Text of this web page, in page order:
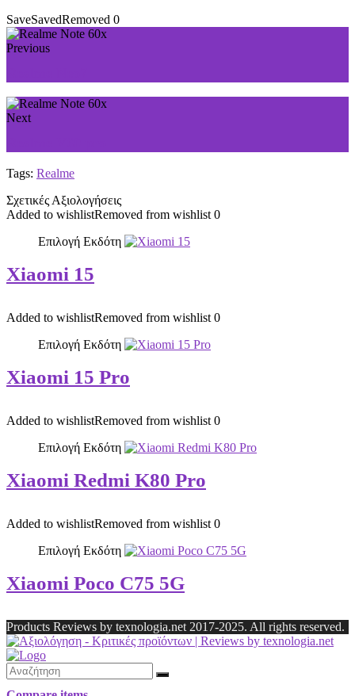
SaveSavedRemoved 0
Previous
Next
Tags: Realme
Σχετικές Αξιολογήσεις
Added to wishlistRemoved from wishlist 0
Επιλογή Εκδότη
Xiaomi 15
Added to wishlistRemoved from wishlist 0
Επιλογή Εκδότη
Xiaomi 15 Pro
Added to wishlistRemoved from wishlist 0
Επιλογή Εκδότη
Xiaomi Redmi K80 Pro
Added to wishlistRemoved from wishlist 0
Επιλογή Εκδότη
Xiaomi Poco C75 5G
Products Reviews by texnologia.net 2017-2025. All rights reserved.